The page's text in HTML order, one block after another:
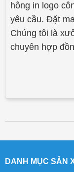
DANH MỤC SẢN
hông in logo
yêu cầu. Đặt
Chúng tôi là
chuyên hợp
Post